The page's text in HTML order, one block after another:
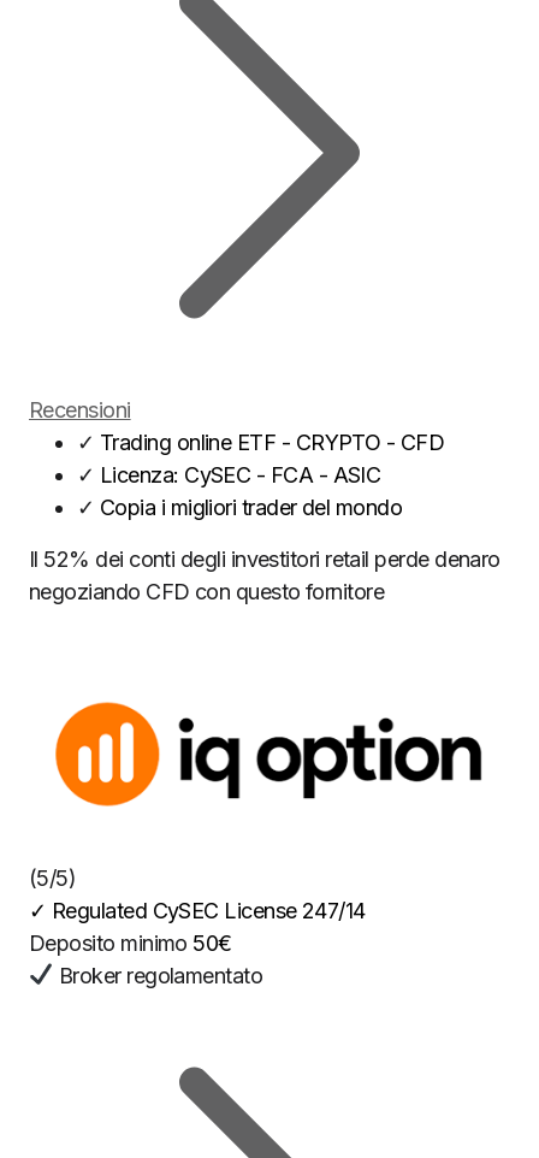
Recensioni
✓ Trading online ETF - CRYPTO - CFD
✓ Licenza: CySEC - FCA - ASIC
✓ Copia i migliori trader del mondo
Il 52% dei conti degli investitori retail perde denaro
negoziando CFD con questo fornitore
(5/5)
✓ Regulated CySEC License 247/14
Deposito minimo 50€
Broker regolamentato